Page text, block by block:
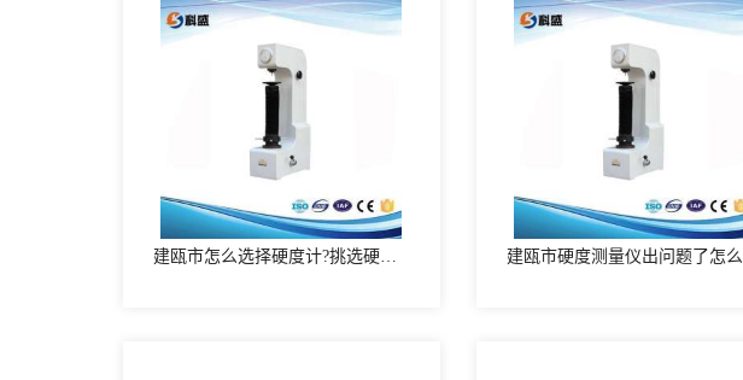
建瓯市怎么选择硬度计?挑选硬度计的方法